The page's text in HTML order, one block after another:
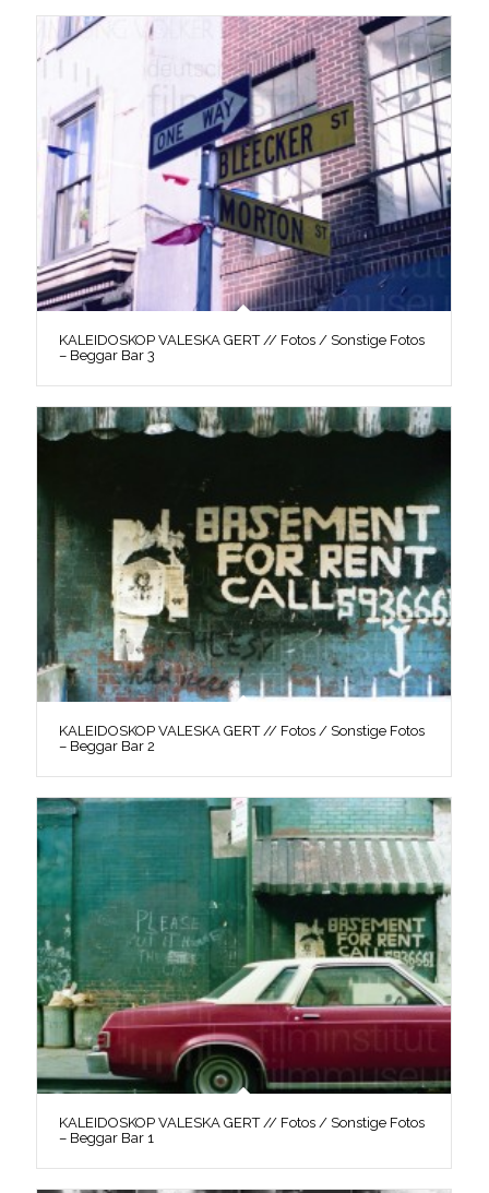
KALEIDOSKOP VALESKA GERT // Fotos / Sonstige Fotos
– Beggar Bar 3
KALEIDOSKOP VALESKA GERT // Fotos / Sonstige Fotos
– Beggar Bar 2
KALEIDOSKOP VALESKA GERT // Fotos / Sonstige Fotos
– Beggar Bar 1